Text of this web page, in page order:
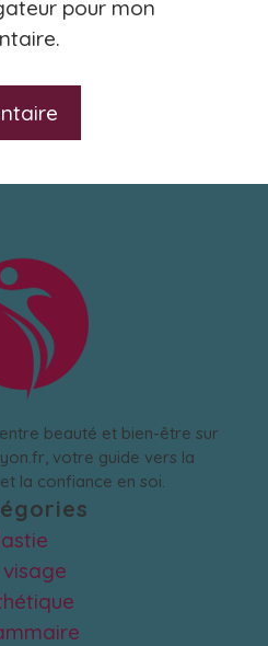
pour mon
beauté et bien-être sur
votre guide vers la
la confiance en soi.